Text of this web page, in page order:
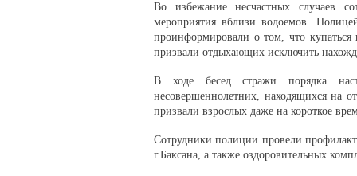
Во избежание несчастных случаев
мероприятия вблизи водоемов.
проинформировали о том, что купаться
призвали отдыхающих исключить
В ходе бесед стражи порядка
несовершеннолетних, находящихся на
призвали взрослых даже на короткое
Сотрудники полиции провели
г.Баксана, а также оздоровительных